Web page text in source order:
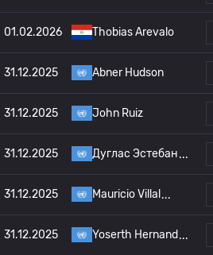
01.02.2026 Thobias Arevalo
31.12.2025 Abner Hudson
31.12.2025 John Ruiz
31.12.2025 Дуглас Эстебан
31.12.2025 Mauricio Villal
31.12.2025 Yoserth Hernand